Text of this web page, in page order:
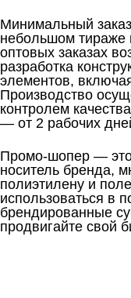
Минимальный
небольшом тираже
оптовых заказах
разработка
элементов,
Производство
контролем
— от 2 рабочих
Промо‑шопер —
носитель бренда,
полиэтилену и
использоваться в
брендированные
продвигайте свой